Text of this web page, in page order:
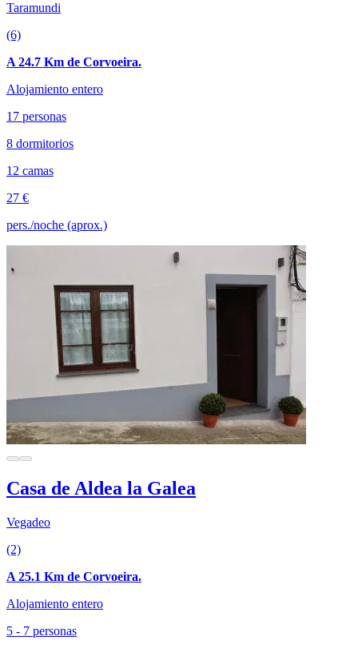
Taramundi
(6)
A 24.7 Km de Corvoeira.
Alojamiento entero
17 personas
8 dormitorios
12 camas
27 €
pers./noche (aprox.)
Casa de Aldea la Galea
Vegadeo
(2)
A 25.1 Km de Corvoeira.
Alojamiento entero
5 - 7 personas